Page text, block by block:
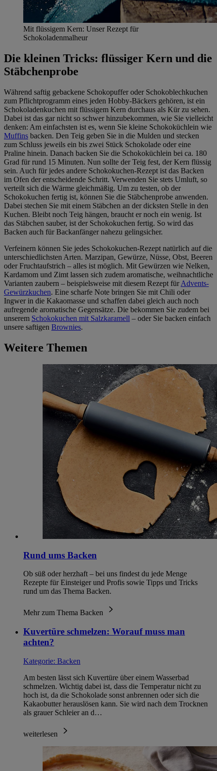
Mit flüssigem Kern: Unser Rezept für
Schokoladenmalheur
Die kleinen Tricks: flüssiger Kern und die
Stäbchenprobe
Während saftig gebackene Schokopuffer oder Schokoblechkuchen
zum Pflichtprogramm eines jeden Hobby-Bäckers gehören, ist ein
Schokoladenkuchen mit flüssigem Kern durchaus als Kür zu sehen.
Dabei ist das gar nicht so schwer hinzubekommen, wie Sie vielleicht
denken: Am einfachsten ist es, wenn Sie kleine Schokoküchlein wie
Muffins backen. Den Teig geben Sie in die Mulden und stecken
zum Schluss jeweils ein bis zwei Stück Schokolade oder eine
Praline hinein. Danach backen Sie die Schokoküchlein bei ca. 180
Grad für rund 15 Minuten. Nun sollte der Teig fest, der Kern flüssig
sein. Auch für jedes andere Schokokuchen-Rezept ist das Backen
im Ofen der entscheidende Schritt. Verwenden Sie stets Umluft, so
verteilt sich die Wärme gleichmäßig. Um zu testen, ob der
Schokokuchen fertig ist, können Sie die Stäbchenprobe anwenden.
Dabei stechen Sie mit einem Stäbchen an der dicksten Stelle in den
Kuchen. Bleibt noch Teig hängen, braucht er noch ein wenig. Ist
das Stäbchen sauber, ist der Schokokuchen fertig. So wird das
Backen auch für Backanfänger nahezu gelingsicher.
Verfeinern können Sie jedes Schokokuchen-Rezept natürlich auf die
unterschiedlichsten Arten. Marzipan, Gewürze, Nüsse, Obst, Beeren
oder Fruchtaufstrich – alles ist möglich. Mit Gewürzen wie Nelken,
Kardamom und Zimt lassen sich zudem aromatische, weihnachtliche
Varianten zaubern – beispielsweise mit diesem Rezept für Advents-
Gewürzkuchen. Eine scharfe Note bringen Sie mit Chili oder
Ingwer in die Kakaomasse und schaffen dabei gleich auch noch
aufregende aromatische Gegensätze. Die bekommen Sie zudem bei
unserem Schokokuchen mit Salzkaramell – oder Sie backen einfach
unsere saftigen Brownies.
Weitere Themen
Rund ums Backen
Ob süß oder herzhaft – bei uns findest du jede Menge
Rezepte für Einsteiger und Profis sowie Tipps und Tricks
rund um das Thema Backen.
Mehr zum Thema Backen
Kuvertüre schmelzen: Worauf muss man
achten?
Kategorie: Backen
Am besten lässt sich Kuvertüre über einem Wasserbad
schmelzen. Wichtig dabei ist, dass die Temperatur nicht zu
hoch ist, da die Schokolade sonst anbrennen oder sich die
Kakaobutter herauslösen kann. Sie wird nach dem Trocknen
als grauer Schleier an d…
weiterlesen